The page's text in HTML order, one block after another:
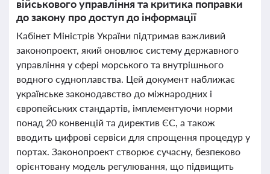
військового управління та критика поправки
до закону про доступ до інформації
Кабінет Міністрів України підтримав важливий
законопроект, який оновлює систему державного
управління у сфері морського та внутрішнього
водного судноплавства. Цей документ наближає
українське законодавство до міжнародних і
європейських стандартів, імплементуючи норми
понад 20 конвенцій та директив ЄС, а також
вводить цифрові сервіси для спрощення процедур у
портах. Законопроект створює сучасну, безпеково
орієнтовану модель регулювання, що підвищить